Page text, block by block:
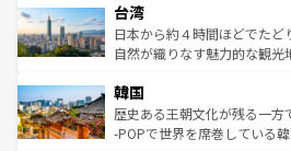
ならではの贅沢な旅のスタイルだ。 なお、新着の
情報はコンテンツ一覧を参照
れるおもてなしの心で訪れる
人々、おいしいローカルフー
ク、伝統的なフラダンスなど
ワイを、存分に味わってほしい。 なお、新着のハワ
はコンテンツ一覧を参照して
リアリーフや大陸中央部にそ
ク）、タスマニアの美しい原
ど、見どころがたくさん。ま
いる。アクティビティも充実
ビング、ハイキングなど、ア
い。オーストラリアの多彩な
台湾
日本から約４時間ほどでたど
自然が織りなす魅力的な観光
ン）、静ひつな山岳地帯であ
と山間の静けさが共存して
驚きをもたらしてくれる。ま
韓国
歴史ある王朝文化が残る一
-POPで世界を席巻している